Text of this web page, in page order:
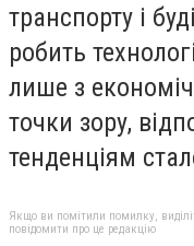
транспорту і
робить
лише з
точки зору,
тенденціям
Якщо ви помітили помилку,
повідомити про це редакцію